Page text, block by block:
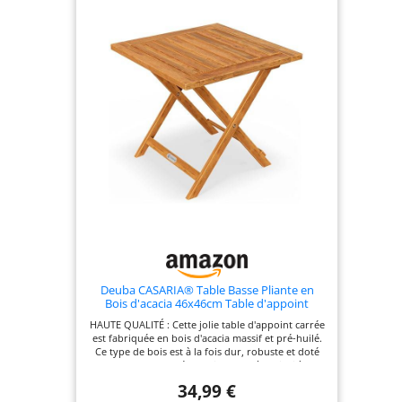
pour un rangement rapide et compact. LARGE
SURFACE DE RANGEMENT : Avec ses dimensions
70x70x73 cm (LxlxH), la table en bois offre une
surface de rangement généreuse et idéale pour
recevoir des invités. Résistante, elle supporte des
charges allant jusqu'à 80 kg et peut ainsi accueillir
de grands pots de fleurs. ÉLÉGANCE : Le meuble
est pourvu d'un grain de bois élégant et d'une
coloration d'exception offrant un charme unique
et indéniable à chaque table. Les lattes de son
plateau sont également disposées de manière à ce
que l'eau puisse s'écouler facilement.
Deuba CASARIA® Table Basse Pliante en
Bois d'acacia 46x46cm Table d'appoint
Pliable pour Jardin terrasse Intérieur
extérieur
HAUTE QUALITÉ : Cette jolie table d'appoint carrée
est fabriquée en bois d'acacia massif et pré-huilé.
Ce type de bois est à la fois dur, robuste et doté
d'une longue durée de vie. Il confère ainsi à la
ELÉGANTE : Le bois d'acacia est un matériau
34,99 €